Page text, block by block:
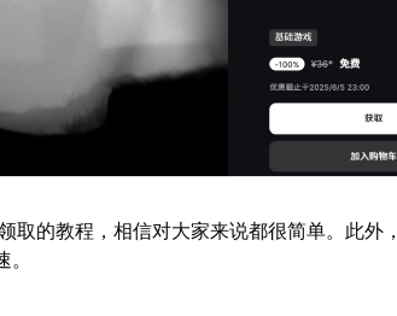
取的教程，相信对大家来说都很简单。此外